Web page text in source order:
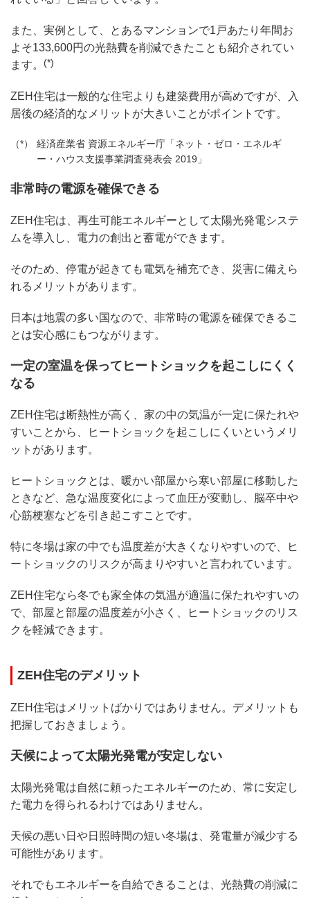
また、実例として、とあるマンションで1戸あたり年間お
よそ133,600円の光熱費を削減できたことも紹介されてい
ます。
(*)
ZEH住宅は一般的な住宅よりも建築費用が高めですが、入
居後の経済的なメリットが大きいことがポイントです。
経済産業省 資源エネルギー庁「ネット・ゼロ・エネルギ
ー・ハウス支援事業調査発表会 2019」
非常時の電源を確保できる
ZEH住宅は、再生可能エネルギーとして太陽光発電システ
ムを導入し、電力の創出と蓄電ができます。
そのため、停電が起きても電気を補充でき、災害に備えら
れるメリットがあります。
日本は地震の多い国なので、非常時の電源を確保できるこ
とは安心感にもつながります。
一定の室温を保ってヒートショックを起こしにくく
なる
ZEH住宅は断熱性が高く、家の中の気温が一定に保たれや
すいことから、ヒートショックを起こしにくいというメリ
ットがあります。
ヒートショックとは、暖かい部屋から寒い部屋に移動した
ときなど、急な温度変化によって血圧が変動し、脳卒中や
心筋梗塞などを引き起こすことです。
特に冬場は家の中でも温度差が大きくなりやすいので、ヒ
ートショックのリスクが高まりやすいと言われています。
ZEH住宅なら冬でも家全体の気温が適温に保たれやすいの
で、部屋と部屋の温度差が小さく、ヒートショックのリス
クを軽減できます。
ZEH住宅のデメリット
ZEH住宅はメリットばかりではありません。デメリットも
把握しておきましょう。
天候によって太陽光発電が安定しない
太陽光発電は自然に頼ったエネルギーのため、常に安定し
た電力を得られるわけではありません。
天候の悪い日や日照時間の短い冬場は、発電量が減少する
可能性があります。
それでもエネルギーを自給できることは、光熱費の削減に